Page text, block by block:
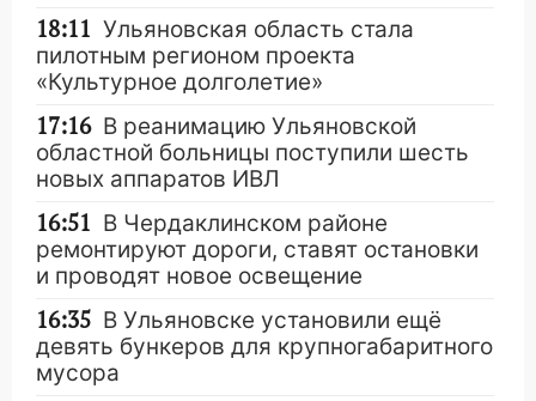
18:11 Ульяновская область стала
пилотным регионом проекта
«Культурное долголетие»
17:16 В реанимацию Ульяновской
областной больницы поступили шесть
новых аппаратов ИВЛ
16:51 В Чердаклинском районе
ремонтируют дороги, ставят остановки
и проводят новое освещение
16:35 В Ульяновске установили ещё
девять бункеров для крупногабаритного
мусора